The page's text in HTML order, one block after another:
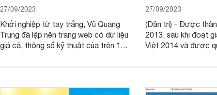
27/09/2023
Khởi nghiệp từ tay trắng, Vũ Quang
Trung đã lập nên trang web có dữ liệu
giá cả, thông số kỹ thuật của trên 10
27/09/2023
(Dân trí) - Được
2013, sau khi đoạt
Việt 2014 và được
Nam.